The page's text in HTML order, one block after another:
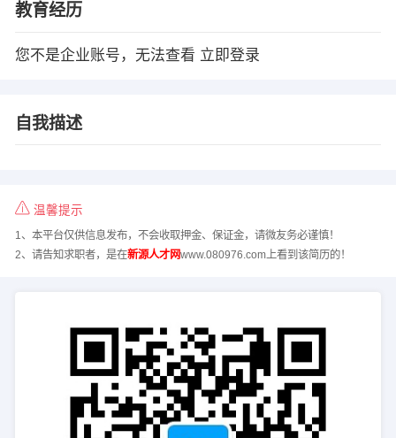
教育经历
您不是企业账号，无法查看 立即登录
自我描述
温馨提示
1、本平台仅供信息发布，不会收取押金、保证金，请微友务必谨慎！
2、请告知求职者，是在新源人才网www.080976.com上看到该简历的！